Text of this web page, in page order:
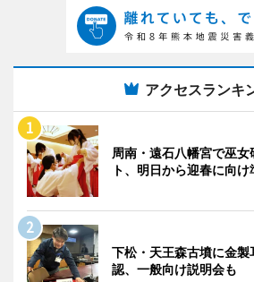
アクセスランキ
周南・遠石八幡宮で巫
ト、明日から迎春に向け
下松・天王森古墳に金
認、一般向け説明会も